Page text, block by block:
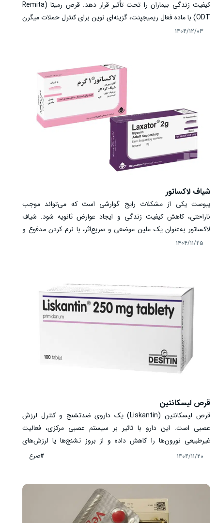
کیفیت زندگی بیماران را تحت تأثیر قرار دهد. قرص رمیتا (Remita
ODT) با ماده فعال ریمیجپنت، گزینه‌ای نوین برای کنترل حملات میگرن
در بزرگسالان محسوب می‌شود. فرم حل‌شونده در دهان این دارو،
نحوه مصرف، مکانیسم اثر و نکات ایمنی، اهمیت بالایی دارد.
۱۴۰۴/۱۲/۰۳
شیاف لاکساتور
یبوست یکی از مشکلات رایج گوارشی است که می‌تواند موجب
ناراحتی، کاهش کیفیت زندگی و ایجاد عوارض ثانویه شود. شیاف
لاکساتور به‌عنوان یک ملین موضعی و سریع‌اثر، با نرم کردن مدفوع و
تحریک حرکات روده، گزینه‌ای موثر برای رفع یبوست کوتاه‌مدت است.
۱۴۰۴/۱۱/۲۵
قرص لیسکانتین
قرص لیسکانتین (Liskantin) یک داروی ضدتشنج و کنترل لرزش
عصبی است. این دارو با تاثیر بر سیستم عصبی مرکزی، فعالیت
غیرطبیعی نورون‌ها را کاهش داده و از بروز تشنج‌ها یا لرزش‌های
غیرارادی جلوگیری می‌کند. لیسکانتین در درمان صرع، تشنج‌های
مکانیسم اثر، دوز و زمان مصرف، عوارض، هشدارها و تداخلات دارویی
این دارو به طور کامل پرداخته‌ایم.
۱۴۰۴/۱۱/۲۰ #صرع